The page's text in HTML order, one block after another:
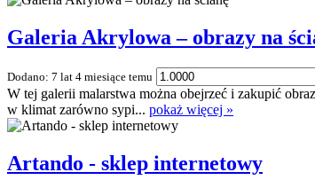
Galeria Akrylowa – obrazy na
Dodano: 7 lat 4 miesiące temu
W tej galerii malarstwa można obejrzeć i zakupić
w klimat zarówno sypi... pokaż więcej »
Artando - sklep internetowy